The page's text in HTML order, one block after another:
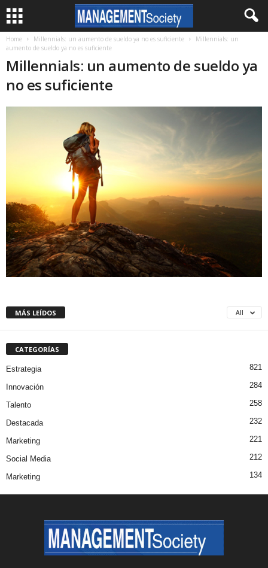
Home Millennials: un aumento de sueldo ya no es suficiente
Millennials: un
aumento de sueldo ya no es suficiente
Millennials: un aumento de sueldo ya
no es suficiente
MÁS LEÍDOS All
CATEGORÍAS
Estrategia 821
Innovación 284
Talento 258
Destacada 232
Marketing 221
Social Media 212
Marketing 134